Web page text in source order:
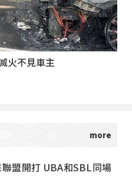
火不見車主
盟開打 UBA和SBL同場